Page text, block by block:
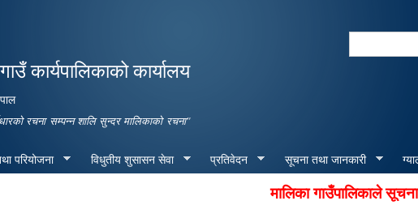
कार्यपालिकाको कार्यालय
रचना सम्पन्न शालि सुन्दर मालिकाको रचना"
Search
परियोजना विधुतीय शुसासन सेवा प्रतिवेदन सूचना तथा जानकारी
मालिका गाउँपालिकाले सूचना